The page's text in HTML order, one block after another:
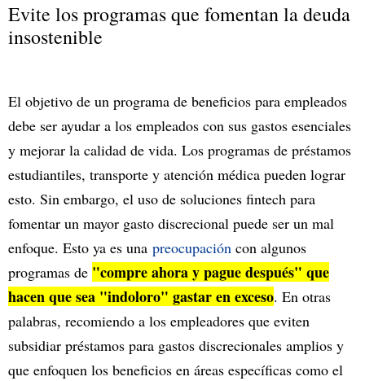
Evite los programas que fomentan la deuda
insostenible
El objetivo de un programa de beneficios para empleados
debe ser ayudar a los empleados con sus gastos esenciales
y mejorar la calidad de vida. Los programas de préstamos
estudiantiles, transporte y atención médica pueden lograr
esto. Sin embargo, el uso de soluciones fintech para
fomentar un mayor gasto discrecional puede ser un mal
enfoque. Esto ya es una preocupación con algunos
programas de "compre ahora y pague después" que
hacen que sea "indoloro" gastar en exceso. En otras
palabras, recomiendo a los empleadores que eviten
subsidiar préstamos para gastos discrecionales amplios y
que enfoquen los beneficios en áreas específicas como el